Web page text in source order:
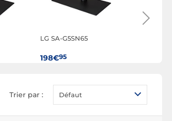
LG SA-G5SN65
198€95
Trier par : Défaut